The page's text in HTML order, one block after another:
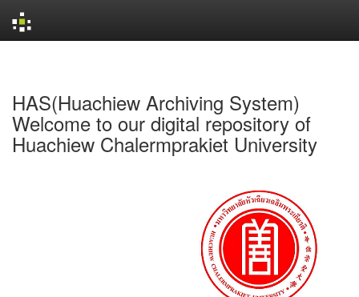
HAS(Huachiew Archiving System)
Welcome to our digital repository of
Huachiew Chalermprakiet University